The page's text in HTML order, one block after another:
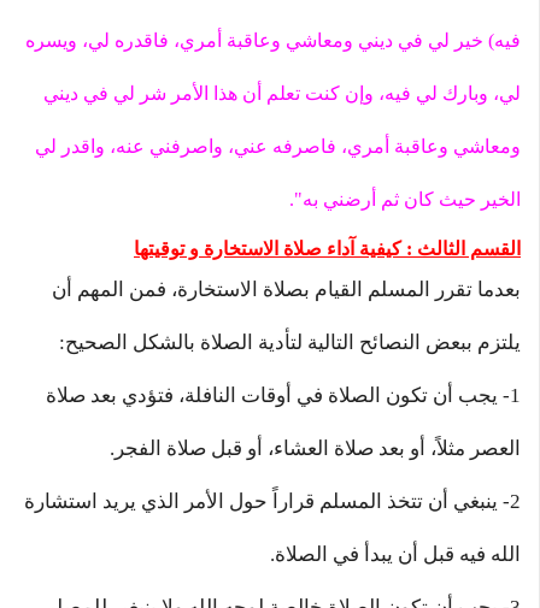
فيه) خير لي في ديني ومعاشي وعاقبة أمري، فاقدره لي، ويسره
لي، وبارك لي فيه، وإن كنت تعلم أن هذا الأمر شر لي في ديني
ومعاشي وعاقبة أمري، فاصرفه عني، واصرفني عنه، واقدر لي
الخير حيث كان ثم أرضني به".
القسم الثالث : كيفية آداء صلاة الاستخارة و توقيتها
بعدما تقرر المسلم القيام بصلاة الاستخارة، فمن المهم أن
يلتزم ببعض النصائح التالية لتأدية الصلاة بالشكل الصحيح:
1- يجب أن تكون الصلاة في أوقات النافلة، فتؤدي بعد صلاة
العصر مثلاً، أو بعد صلاة العشاء، أو قبل صلاة الفجر.
2- ينبغي أن تتخذ المسلم قراراً حول الأمر الذي يريد استشارة
الله فيه قبل أن يبدأ في الصلاة.